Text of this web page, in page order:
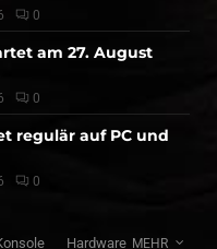
0
am 27. August
0
regulär auf PC und
0
Hardware MEHR